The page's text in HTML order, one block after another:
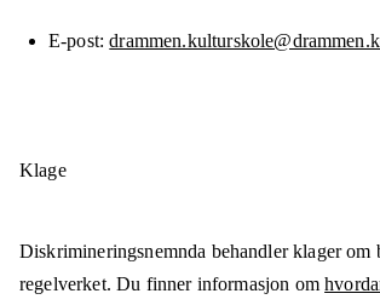
E-post
Klage
Diskrimineringsnemnda behandler klager om
regelverket. Du finner informasjon om